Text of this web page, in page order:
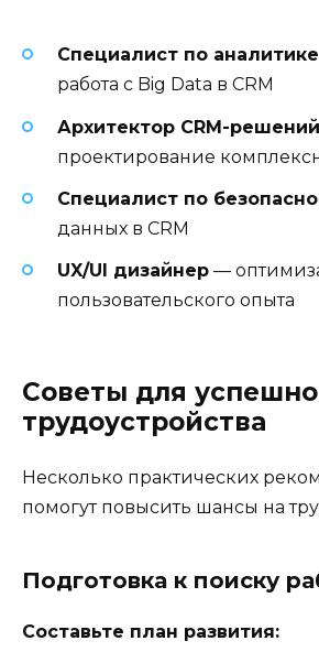
Специалист по
работа с Big Data в CRM
Архитектор CRM-решений
проектирование
Специалист по
данных в CRM
UX/UI дизайнер —
пользовательского опыта
Советы для
трудоустройства
Несколько практических
помогут повысить шансы на
Подготовка к поиску
Составьте план развития: